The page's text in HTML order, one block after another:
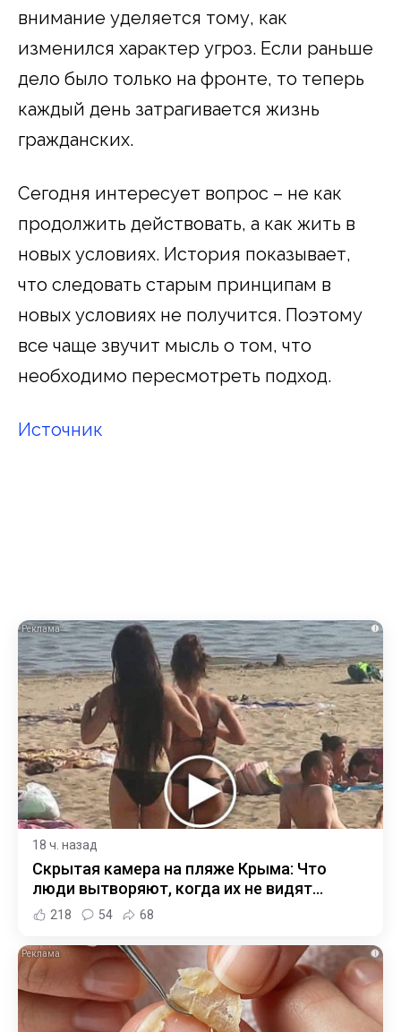
внимание уделяется тому, как
изменился характер угроз. Если раньше
дело было только на фронте, то теперь
каждый день затрагивается жизнь
гражданских.
Сегодня интересует вопрос – не как
продолжить действовать, а как жить в
новых условиях. История показывает,
что следовать старым принципам в
новых условиях не получится. Поэтому
все чаще звучит мысль о том, что
необходимо пересмотреть подход.
Источник
i
18 ч. назад
Скрытая камера на пляже Крыма: Что
люди вытворяют, когда их не видят...
218 54 68
i